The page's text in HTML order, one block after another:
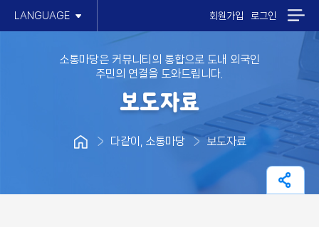
LANGUAGE 회원가입 로그인
소통마당은 커뮤니티의 통합으로 도내 외국인
주민의 연결을 도와드립니다.
보도자료
다같이, 소통마당 보도자료